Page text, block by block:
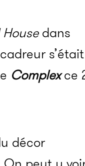
dans
s’était
Complexce
décor